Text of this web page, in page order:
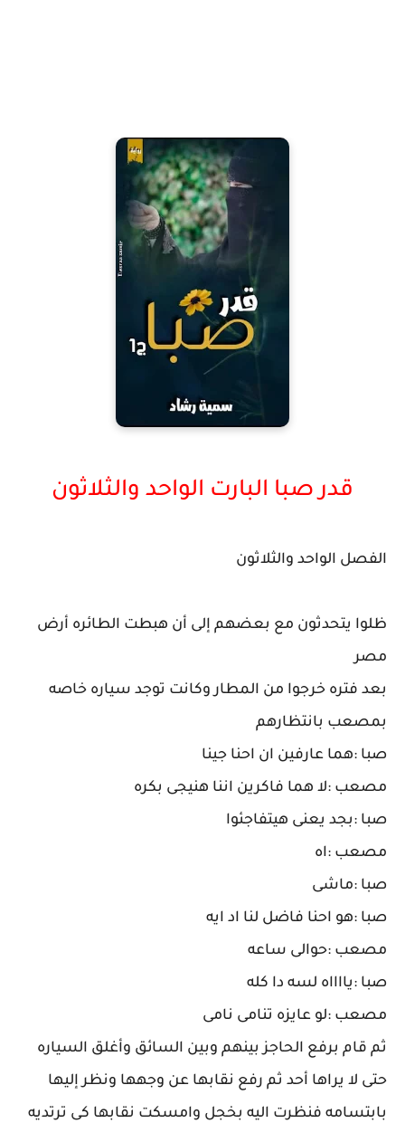
قدر صبا البارت الواحد والثلاثون
الفصل الواحد والثلاثون
ظلوا يتحدثون مع بعضهم إلى أن هبطت الطائره أرض
مصر
بعد فتره خرجوا من المطار وكانت توجد سياره خاصه
بمصعب بانتظارهم
صبا :هما عارفين ان احنا جينا
مصعب :لا هما فاكرين اننا هنيجى بكره
صبا :بجد يعنى هيتفاجئوا
مصعب :اه
صبا :ماشى
صبا :هو احنا فاضل لنا اد ايه
مصعب :حوالى ساعه
صبا :يااااه لسه دا كله
مصعب :لو عايزه تنامى نامى
ثم قام برفع الحاجز بينهم وبين السائق وأغلق السياره
حتى لا يراها أحد ثم رفع نقابها عن وجهها ونظر إليها
بابتسامه فنظرت اليه بخجل وامسكت نقابها كى ترتديه